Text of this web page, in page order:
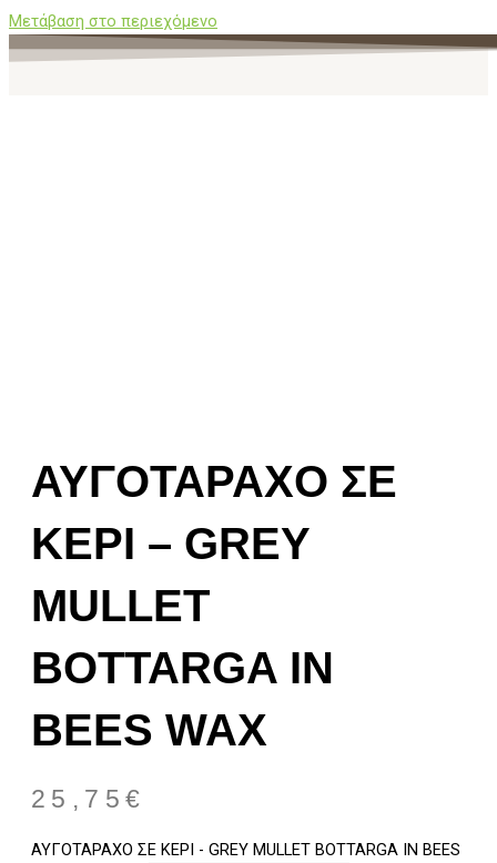
Μετάβαση στο περιεχόμενο
ΑΥΓΟΤΑΡΑΧΟ ΣΕ
ΚΕΡΙ – GREY
MULLET
BOTTARGA IN
BEES WAX
25,75 €
ΑΥΓΟΤΑΡΑΧΟ ΣΕ ΚΕΡΙ - GREY MULLET BOTTARGA IN BEES